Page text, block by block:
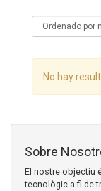
No hay
Sobre
El nostre objectiu
tecnològic a fi de